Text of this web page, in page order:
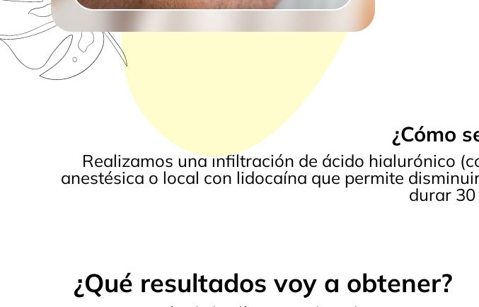
¿Cómo
Realizamos una infiltración de ácido hialurónico
anestésica o local con lidocaína que permite
durar
¿Qué resultados voy a obtener?